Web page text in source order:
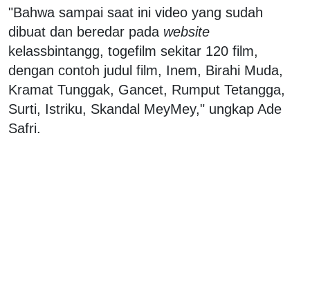
"Bahwa sampai saat ini video yang sudah
dibuat dan beredar pada website
kelassbintangg, togefilm sekitar 120 film,
dengan contoh judul film, Inem, Birahi Muda,
Kramat Tunggak, Gancet, Rumput Tetangga,
Surti, Istriku, Skandal MeyMey," ungkap Ade
Safri.